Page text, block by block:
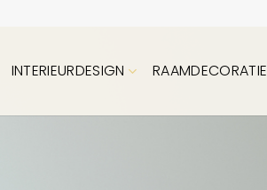
INTERIEURDESIGN RAAMDECORATIE